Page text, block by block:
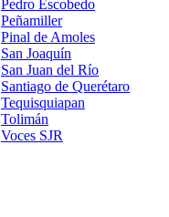
Pedro Escobedo
Peñamiller
Pinal de Amoles
San Joaquín
San Juan del Río
Santiago de Querétaro
Tequisquiapan
Tolimán
Voces SJR